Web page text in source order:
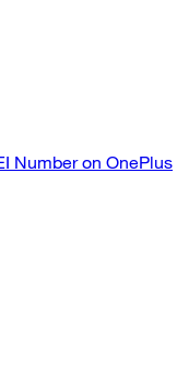
Number on OnePlus